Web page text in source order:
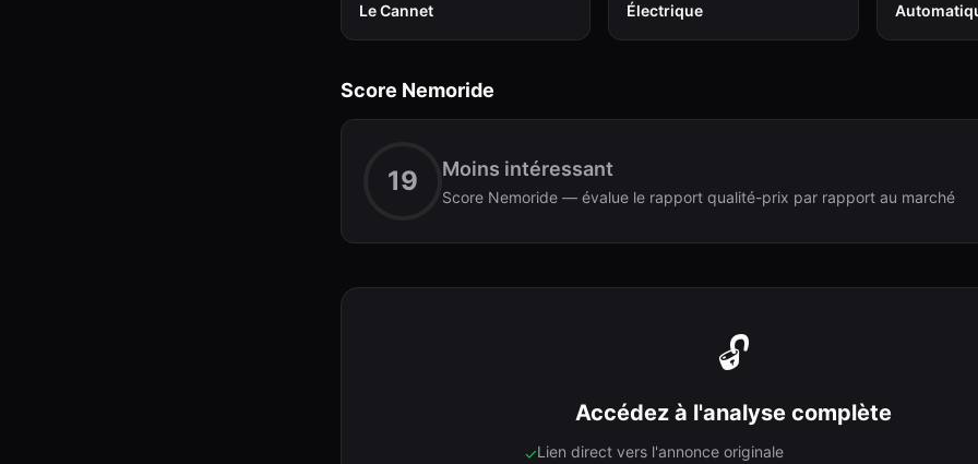
Le Cannet Électrique
Score Nemoride
19 Moins intéressant
Score Nemoride — évalue le rapport qualité-prix par rapport au marché
🔓
Accédez à l'analyse complète
✓Lien direct vers l'annonce originale